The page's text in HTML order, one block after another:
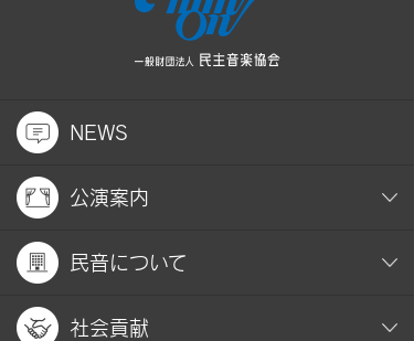
NEWS
公演案内
民音について
社会貢献